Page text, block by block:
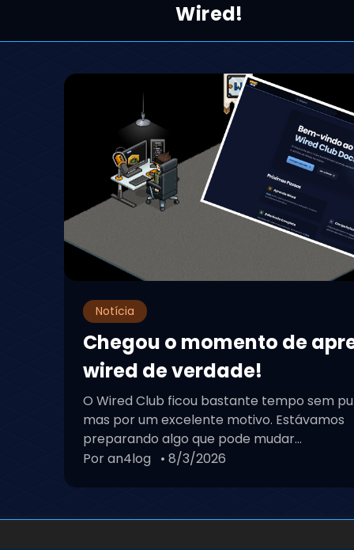
Wired!
Notícia
Chegou o momento de
wired de verdade!
O Wired Club ficou bastante tempo sem
mas por um excelente motivo. Estávamos
preparando algo que pode mudar...
Por an4log • 8/3/2026